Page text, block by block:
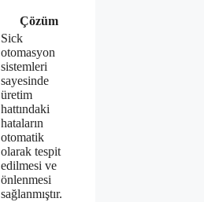
Çözüm
Sick
otomasyon
sistemleri
sayesinde
üretim
hattındaki
hataların
otomatik
olarak tespit
edilmesi ve
önlenmesi
sağlanmıştır.